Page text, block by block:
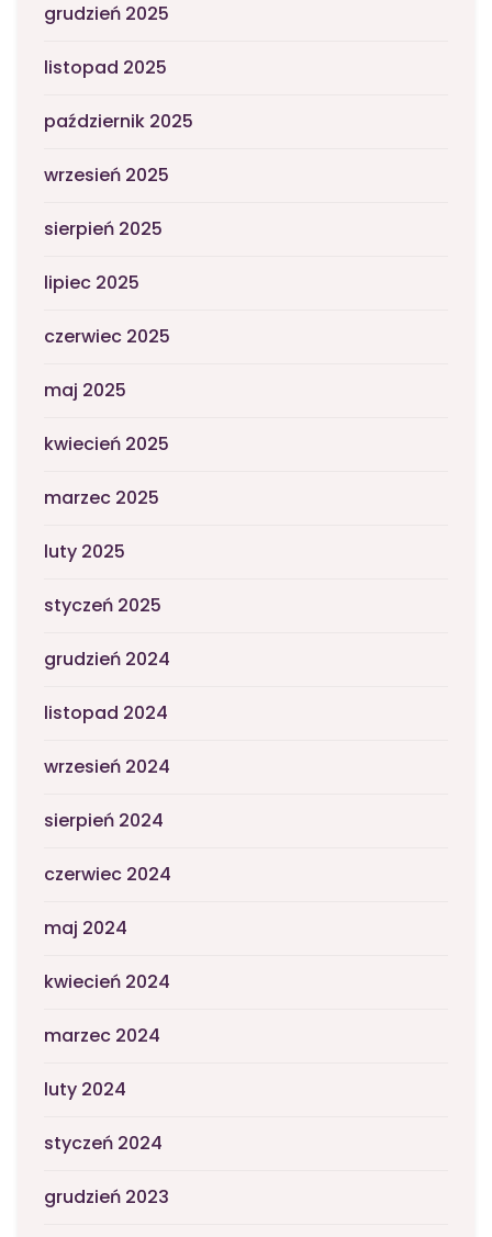
grudzień 2025
listopad 2025
październik 2025
wrzesień 2025
sierpień 2025
lipiec 2025
czerwiec 2025
maj 2025
kwiecień 2025
marzec 2025
luty 2025
styczeń 2025
grudzień 2024
listopad 2024
wrzesień 2024
sierpień 2024
czerwiec 2024
maj 2024
kwiecień 2024
marzec 2024
luty 2024
styczeń 2024
grudzień 2023